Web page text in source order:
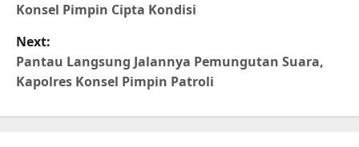
Konsel Pimpin Cipta Kondisi
Next:
Pantau Langsung Jalannya Pemungutan Suara,
Kapolres Konsel Pimpin Patroli